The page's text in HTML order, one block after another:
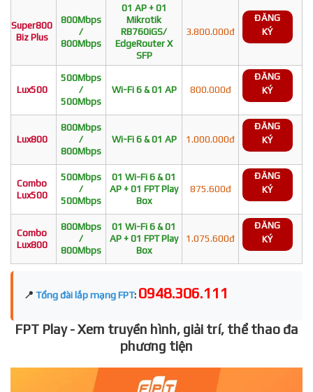
Super800
Biz Plus
800Mbps
/
800Mbps
01 AP + 01
Mikrotik
RB760iGS/
EdgeRouter X
SFP
3.800.000đ
ĐĂNG
KÝ
Lux500
500Mbps
/
500Mbps
Wi-Fi 6 & 01 AP 800.000đ
ĐĂNG
KÝ
Lux800
800Mbps
/
800Mbps
Wi-Fi 6 & 01 AP 1.000.000đ
ĐĂNG
KÝ
Combo
Lux500
500Mbps
/
500Mbps
01 Wi-Fi 6 & 01
AP + 01 FPT Play
Box
875.600đ
ĐĂNG
KÝ
Combo
Lux800
800Mbps
/
800Mbps
01 Wi-Fi 6 & 01
AP + 01 FPT Play
Box
1.075.600đ
ĐĂNG
KÝ
📍 Tổng đài lắp mạng FPT: 0948.306.111
FPT Play - Xem truyền hình, giải trí, thể thao đa
phương tiện